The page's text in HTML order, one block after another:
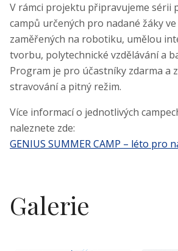
V rámci projektu připravujeme sérii
campů určených pro nadané žáky
zaměřených na robotiku, umělou
tvorbu, polytechnické vzdělávání a
Program je pro účastníky zdarma a
stravování a pitný režim.
Více informací o jednotlivých
naleznete zde:
GENIUS SUMMER CAMP – léto pro
Galerie